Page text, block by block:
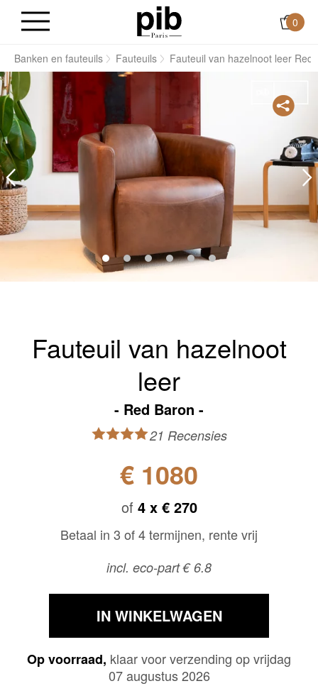
0
Banken en fauteuils Fauteuils Fauteuil van hazelnoot leer Red
Fauteuil van hazelnoot
leer
Red Baron
21 Recensies
€ 1080
of4 x € 270
Betaal in 3 of 4 termijnen, rente vrij
incl. eco-part € 6.8
IN WINKELWAGEN
Op voorraad, klaar voor verzending op vrijdag
07 augustus 2026